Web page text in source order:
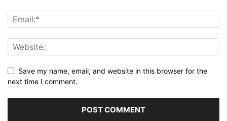
Save my name, email, and website in this browser for the
next time I comment.